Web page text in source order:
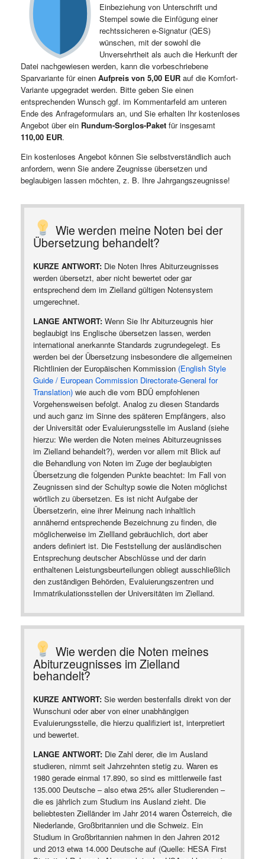
Einbeziehung von Unterschrift und
Stempel sowie die Einfügung einer
rechtssicheren e-Signatur (QES)
wünschen, mit der sowohl die
Unversehrtheit als auch die Herkunft der
Datei nachgewiesen werden, kann die vorbeschriebene
Sparvariante für einen Aufpreis von 5,00 EUR auf die Komfort-
Variante upgegradet werden. Bitte geben Sie einen
entsprechenden Wunsch ggf. im Kommentarfeld am unteren
Ende des Anfrageformulars an, und Sie erhalten Ihr kostenloses
Angebot über ein Rundum-Sorglos-Paket für insgesamt
110,00 EUR.
Ein kostenloses Angebot können Sie selbstverständlich auch
anfordern, wenn Sie andere Zeugnisse übersetzen und
beglaubigen lassen möchten, z. B. Ihre Jahrgangszeugnisse!
Wie werden meine Noten bei der
Übersetzung behandelt?
KURZE ANTWORT: Die Noten Ihres Abiturzeugnisses
werden übersetzt, aber nicht bewertet oder gar
entsprechend dem im Zielland gültigen Notensystem
umgerechnet.
LANGE ANTWORT: Wenn Sie Ihr Abiturzeugnis hier
beglaubigt ins Englische übersetzen lassen, werden
international anerkannte Standards zugrundegelegt. Es
werden bei der Übersetzung insbesondere die allgemeinen
Richtlinien der Europäischen Kommission (English Style
Guide / European Commission Directorate-General for
Translation) wie auch die vom BDÜ empfohlenen
Vorgehensweisen befolgt. Analog zu diesen Standards
und auch ganz im Sinne des späteren Empfängers, also
der Universität oder Evaluierungsstelle im Ausland (siehe
hierzu: Wie werden die Noten meines Abiturzeugnisses
im Zielland behandelt?), werden vor allem mit Blick auf
die Behandlung von Noten im Zuge der beglaubigten
Übersetzung die folgenden Punkte beachtet: Im Fall von
Zeugnissen sind der Schultyp sowie die Noten möglichst
wörtlich zu übersetzen. Es ist nicht Aufgabe der
Übersetzerin, eine ihrer Meinung nach inhaltlich
annähernd entsprechende Bezeichnung zu finden, die
möglicherweise im Ziellland gebräuchlich, dort aber
anders definiert ist. Die Feststellung der ausländischen
Entsprechung deutscher Abschlüsse und der darin
enthaltenen Leistungsbeurteilungen obliegt ausschließlich
den zuständigen Behörden, Evaluierungszentren und
Immatrikulationsstellen der Universitäten im Zielland.
Wie werden die Noten meines
Abiturzeugnisses im Zielland
behandelt?
KURZE ANTWORT: Sie werden bestenfalls direkt von der
Wunschuni oder aber von einer unabhängigen
Evaluierungsstelle, die hierzu qualifiziert ist, interpretiert
und bewertet.
LANGE ANTWORT: Die Zahl derer, die im Ausland
studieren, nimmt seit Jahrzehnten stetig zu. Waren es
1980 gerade einmal 17.890, so sind es mittlerweile fast
135.000 Deutsche – also etwa 25% aller Studierenden –
die es jährlich zum Studium ins Ausland zieht. Die
beliebtesten Zielländer im Jahr 2014 waren Österreich, die
Niederlande, Großbritannien und die Schweiz. Ein
Studium in Großbritannien nahmen in den Jahren 2012
und 2013 etwa 14.000 Deutsche auf (Quelle: HESA First